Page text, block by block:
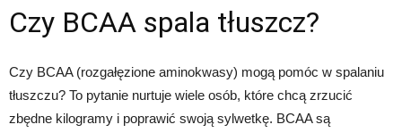
Czy BCAA spala tłuszcz?
Czy BCAA (rozgałęzione aminokwasy) mogą pomóc w spalaniu
tłuszczu? To pytanie nurtuje wiele osób, które chcą zrzucić
zbędne kilogramy i poprawić swoją sylwetkę. BCAA są